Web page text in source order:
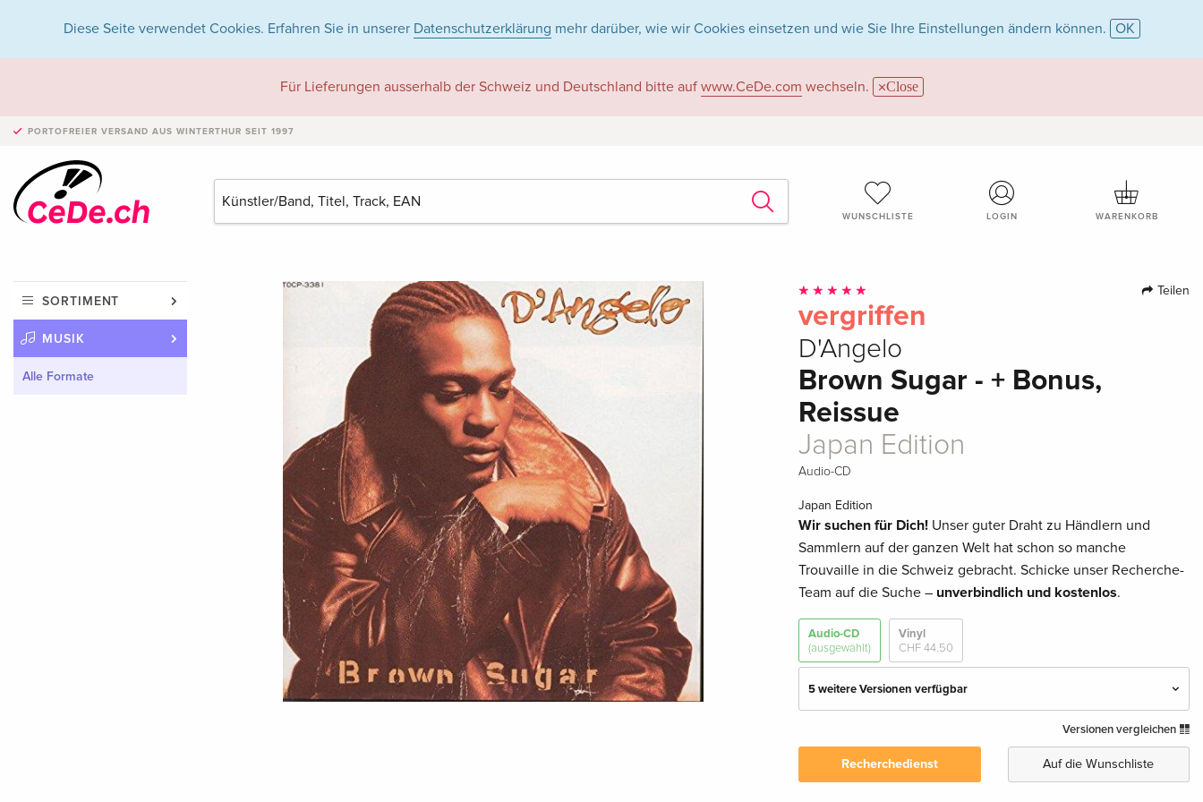
Diese Seite verwendet Cookies. Erfahren Sie in unserer Datenschutzerklärung mehr darüber, wie wir Cookies einsetzen und wie Sie Ihre Einstellungen ändern können. OK
Für Lieferungen ausserhalb der Schweiz und Deutschland bitte auf www.CeDe.com wechseln. Close
PORTOFREIER VERSAND AUS WINTERTHUR SEIT 1997
WUNSCHLISTE LOGIN WARENKORB
SORTIMENT
MUSIK
Alle Formate
Teilen
vergriffen
D'Angelo
Brown Sugar - + Bonus,
Reissue
Japan Edition
Audio-CD
Japan Edition
Wir suchen für Dich! Unser guter Draht zu Händlern und
Sammlern auf der ganzen Welt hat schon so manche
Trouvaille in die Schweiz gebracht. Schicke unser Recherche-
Team auf die Suche – unverbindlich und kostenlos.
Audio-CD
(ausgewählt)
Vinyl
CHF 44.50
5 weitere Versionen verfügbar
CHF 22.50
Versionen vergleichen
Recherchedienst Auf die Wunschliste